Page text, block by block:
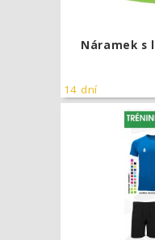
Náramek s
14 dní